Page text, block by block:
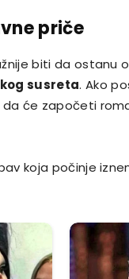
priče
biti da ostanu
susreta. Ako
će započeti
koja počinje